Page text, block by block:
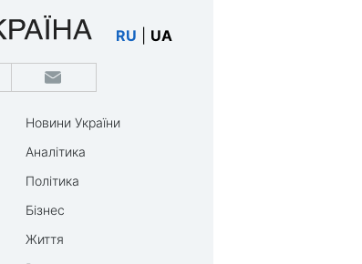
RU UA
Новини України
Аналітика
Політика
Бізнес
Життя